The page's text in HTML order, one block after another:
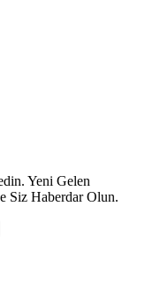
Yeni Gelen
Siz Haberdar Olun.